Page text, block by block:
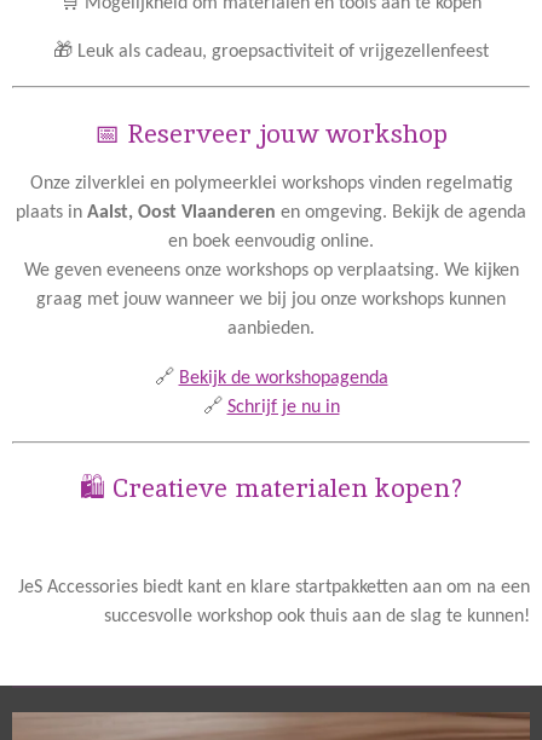
🎁 Leuk als cadeau, groepsactiviteit of vrijgezellenfeest
📅 Reserveer jouw workshop
Onze zilverklei en polymeerklei workshops vinden regelmatig
plaats in Aalst, Oost Vlaanderen en omgeving. Bekijk de agenda
en boek eenvoudig online.
We geven eveneens onze workshops op verplaatsing. We kijken
graag met jouw wanneer we bij jou onze workshops kunnen
aanbieden.
🔗 Bekijk de workshopagenda
🔗 Schrijf je nu in
🛍️ Creatieve materialen kopen?
JeS Accessories biedt kant en klare startpakketten aan om na een
succesvolle workshop ook thuis aan de slag te kunnen!